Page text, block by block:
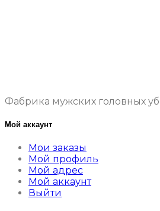
Фабрика мужских головных
Мой аккаунт
Мои заказы
Мой профиль
Мой адрес
Мой аккаунт
Выйти